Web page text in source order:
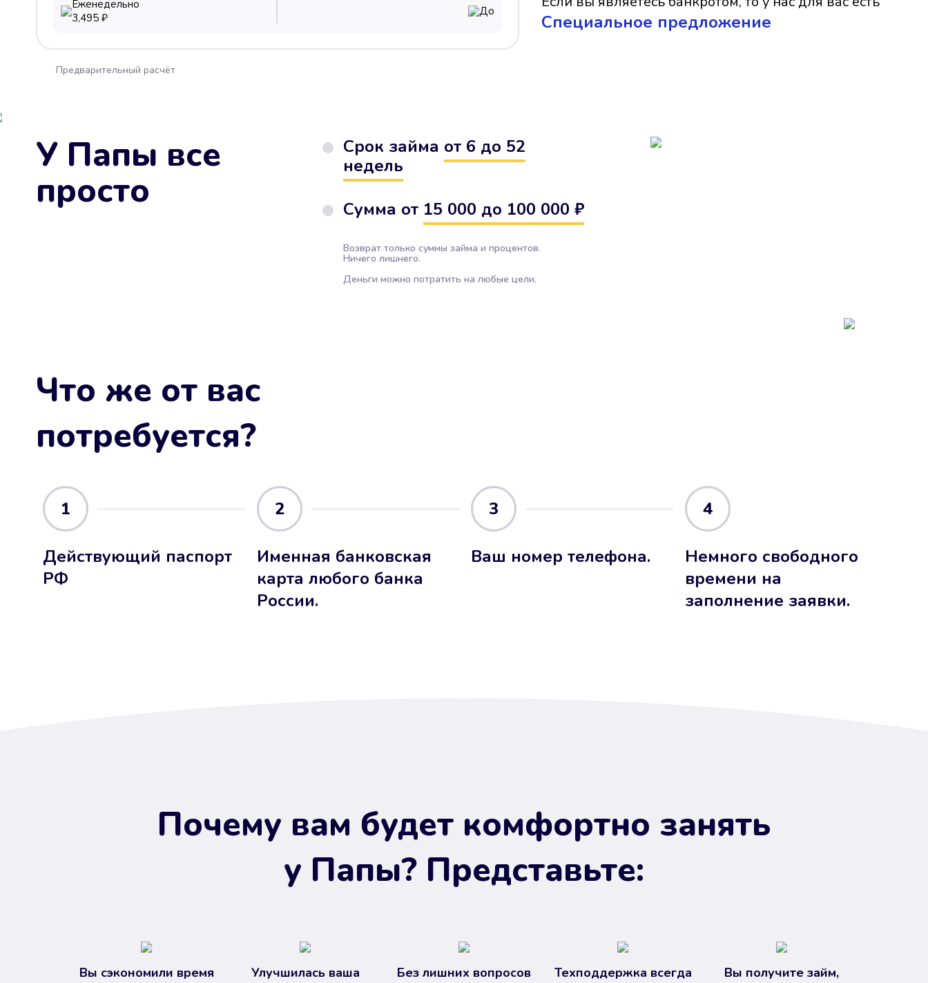
Еженедельно
3,495 ₽ До Cпециальное предложение
Предварительный расчёт
У Папы все
просто
Срок займа от 6 до 52
недель
Сумма от 15 000 до 100 000 ₽
Возврат только суммы займа и процентов.
Ничего лишнего.
Деньги можно потратить на любые цели.
Что же от вас
потребуется?
1
Действующий паспорт
РФ
2
Именная банковская
карта любого банка
России.
3
Ваш номер телефона.
4
Немного свободного
времени на
заполнение заявки.
Почему вам будет комфортно занять
у Папы? Представьте:
Вы сэкономили время
Улучшилась ваша
Без лишних вопросов
Техподдержка всегда
Вы получите займ,